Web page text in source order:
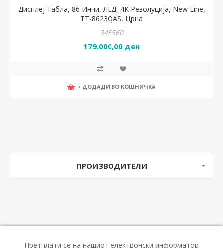
Дисплеј Табла, 86 Инчи, ЛЕД, 4К Резолуција, New Line,
TT-8623QAS, Црна
345560
179.000,00 ден
+ ДОДАДИ ВО КОШНИЧКА
ПРОИЗВОДИТЕЛИ
Претплати се на нашиот електронски информатор